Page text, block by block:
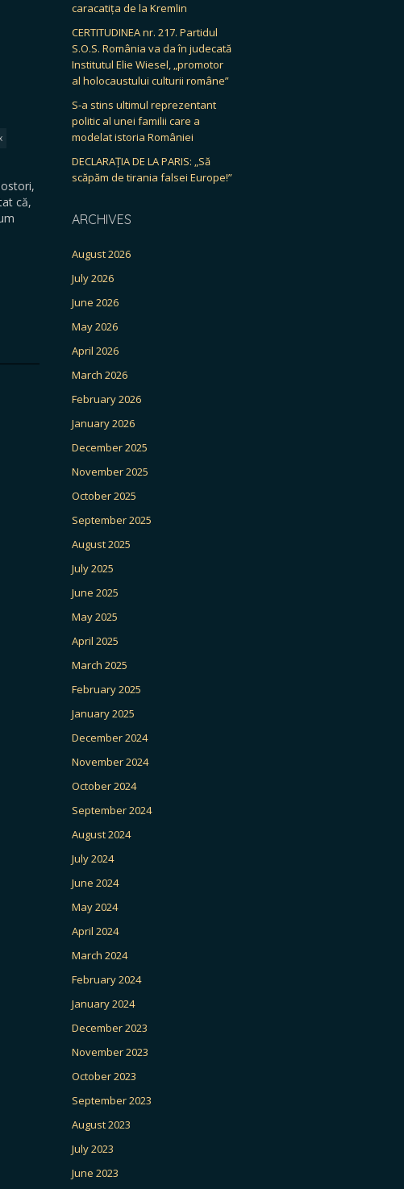
că,
caracatița de la Kremlin
CERTITUDINEA nr. 217. Partidul
S.O.S. România va da în judecată
Institutul Elie Wiesel, „promotor
al holocaustului culturii române”
S-a stins ultimul reprezentant
politic al unei familii care a
modelat istoria României
DECLARAȚIA DE LA PARIS: „Să
scăpăm de tirania falsei Europe!”
ARCHIVES
August 2026
July 2026
June 2026
May 2026
April 2026
March 2026
February 2026
January 2026
December 2025
November 2025
October 2025
September 2025
August 2025
July 2025
June 2025
May 2025
April 2025
March 2025
February 2025
January 2025
December 2024
November 2024
October 2024
September 2024
August 2024
July 2024
June 2024
May 2024
April 2024
March 2024
February 2024
January 2024
December 2023
November 2023
October 2023
September 2023
August 2023
July 2023
June 2023